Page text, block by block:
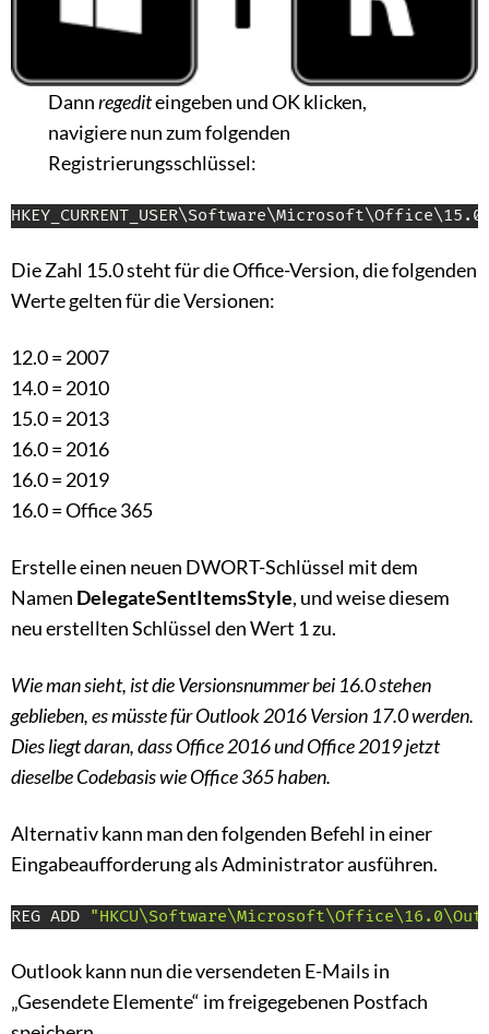
Dannregediteingeben und OK klicken,
navigiere nun zum folgenden
Registrierungsschlüssel:
Die Zahl 15.0 steht für die Office-Version, die folgenden
Werte gelten für die Versionen:
12.0 = 2007
14.0 = 2010
15.0 = 2013
16.0 = 2016
16.0 = 2019
16.0 = Office 365
Erstelle einen neuen DWORT-Schlüssel mit dem
Namen DelegateSentItemsStyle, und weise diesem
neu erstellten Schlüssel den Wert 1 zu.
Wie man sieht, ist die Versionsnummer bei 16.0 stehen
geblieben, es müsste für Outlook 2016 Version 17.0 werden.
Dies liegt daran, dass Office 2016 und Office 2019 jetzt
dieselbe Codebasis wie Office 365 haben.
Alternativ kann man den folgenden Befehl in einer
Eingabeaufforderung als Administrator ausführen.
REG ADD
Outlook kann nun die versendeten E-Mails in
„Gesendete Elemente“ im freigegebenen Postfach